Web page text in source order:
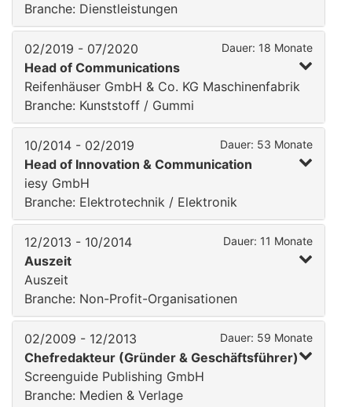
Branche: Dienstleistungen
02/2019 - 07/2020 Dauer: 18 Monate
Head of Communications
Reifenhäuser GmbH & Co. KG Maschinenfabrik
Branche: Kunststoff / Gummi
10/2014 - 02/2019 Dauer: 53 Monate
Head of Innovation & Communication
iesy GmbH
Branche: Elektrotechnik / Elektronik
12/2013 - 10/2014 Dauer: 11 Monate
Auszeit
Auszeit
Branche: Non-Profit-Organisationen
02/2009 - 12/2013 Dauer: 59 Monate
Chefredakteur (Gründer & Geschäftsführer)
Screenguide Publishing GmbH
Branche: Medien & Verlage